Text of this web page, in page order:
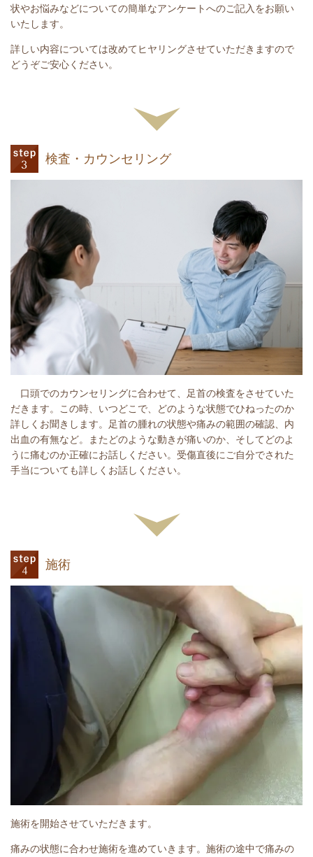
状やお悩みなどについての簡単なアンケートへのご記入をお願い
いたします。
詳しい内容については改めてヒヤリングさせていただきますので
どうぞご安心ください。
検査・カウンセリング
口頭でのカウンセリングに合わせて、足首の検査をさせていた
だきます。この時、いつどこで、どのような状態でひねったのか
詳しくお聞きします。足首の腫れの状態や痛みの範囲の確認、内
出血の有無など。またどのような動きが痛いのか、そしてどのよ
うに痛むのか正確にお話しください。受傷直後にご自分でされた
手当についても詳しくお話しください。
施術
施術を開始させていただきます。
痛みの状態に合わせ施術を進めていきます。施術の途中で痛みの